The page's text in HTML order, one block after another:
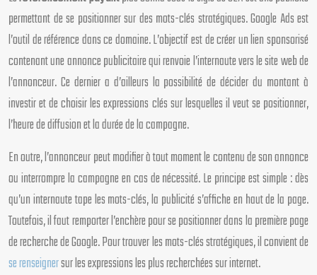
permettant de se positionner sur des mots-clés stratégiques. Google Ads est
l’outil de référence dans ce domaine. L’objectif est de créer un lien sponsorisé
contenant une annonce publicitaire qui renvoie l’internaute vers le site web de
l’annonceur. Ce dernier a d’ailleurs la possibilité de décider du montant à
investir et de choisir les expressions clés sur lesquelles il veut se positionner,
l’heure de diffusion et la durée de la campagne.
En outre, l’annonceur peut modifier à tout moment le contenu de son annonce
ou interrompre la campagne en cas de nécessité. Le principe est simple : dès
qu’un internaute tape les mots-clés, la publicité s’affiche en haut de la page.
Toutefois, il faut remporter l’enchère pour se positionner dans la première page
de recherche de Google. Pour trouver les mots-clés stratégiques, il convient de
se renseignersur les expressions les plus recherchées sur internet.